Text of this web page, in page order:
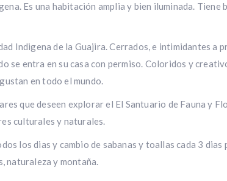
Es una habitación amplia y bien iluminada.
Indigena de la Guajira. Cerrados, e intimidantes a
se entra en su casa con permiso. Coloridos y
en todo el mundo.
que deseen explorar el El Santuario de Fauna y
culturales y naturales.
los dias y cambio de sabanas y toallas cada 3 dias
naturaleza y montaña.